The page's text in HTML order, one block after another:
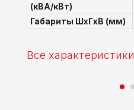
(кВА/кВт)
Габариты ШхГхВ (мм)
Все характеристики